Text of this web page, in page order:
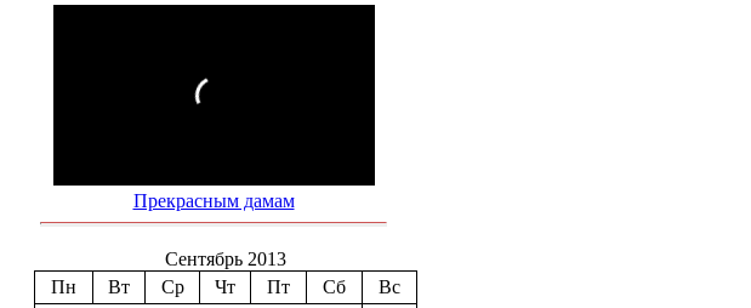
Прекрасным дамам
Сентябрь 2013
Пн
Вт Ср Чт Пт Сб
Вс